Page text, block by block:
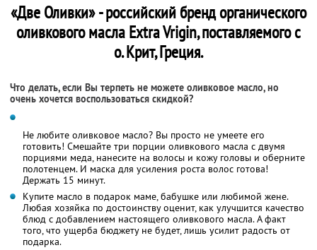
«Две Оливки» - российский бренд органического
оливкового масла Extra Vrigin, поставляемого с
о. Крит, Греция.
Что делать, если Вы терпеть не можете оливковое масло, но
очень хочется воспользоваться скидкой?
Не любите оливковое масло? Вы просто не умеете его
готовить! Смешайте три порции оливкового масла с двумя
порциями меда, нанесите на волосы и кожу головы и оберните
полотенцем. И маска для усиления роста волос готова!
Держать 15 минут.
Купите масло в подарок маме, бабушке или любимой жене.
Любая хозяйка по достоинству оценит, как улучшится качество
блюд с добавлением настоящего оливкового масла. А факт
того, что ущерба бюджету не будет, лишь усилит радость от
подарка.